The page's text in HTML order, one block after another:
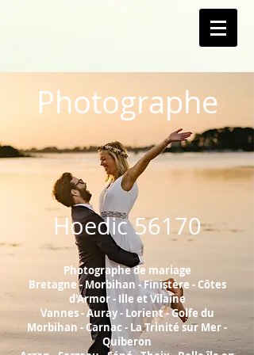
Photographe
Hoedic56170
Photographe de mariage
Bretagne - Morbihan - Finistère - Côtes
d'Armor - Ille et Vilaine
Vannes - Auray - Lorient - Golfe du
Morbihan - Carnac - La Trinité sur Mer -
Quiberon